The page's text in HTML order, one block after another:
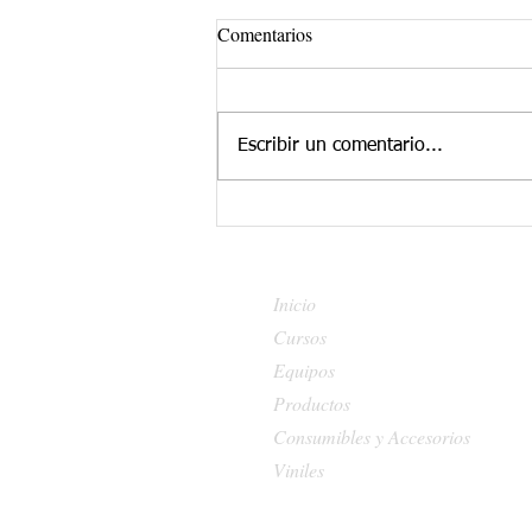
Cuidados eléctricos preventivos
Personalización. ¡Prolonga su
vida útil!
Comentarios
Escribir un comentario...
Inicio
Cursos
Equipos
Productos
Consumibles y Accesorios
Viniles